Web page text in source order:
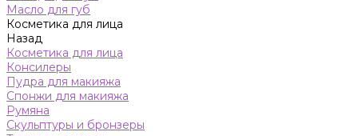
Масло для губ
Косметика для лица
Назад
Косметика для лица
Консилеры
Пудра для макияжа
Спонжи для макияжа
Румяна
Скульптуры и бронзеры